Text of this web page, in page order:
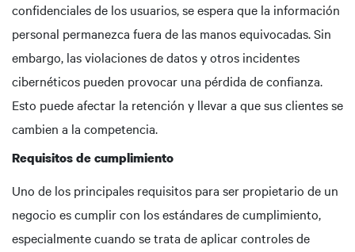
confidenciales de los usuarios, se espera que la información
personal permanezca fuera de las manos equivocadas. Sin
embargo, las violaciones de datos y otros incidentes
cibernéticos pueden provocar una pérdida de confianza.
Esto puede afectar la retención y llevar a que sus clientes se
cambien a la competencia.
Requisitos de cumplimiento
Uno de los principales requisitos para ser propietario de un
negocio es cumplir con los estándares de cumplimiento,
especialmente cuando se trata de aplicar controles de